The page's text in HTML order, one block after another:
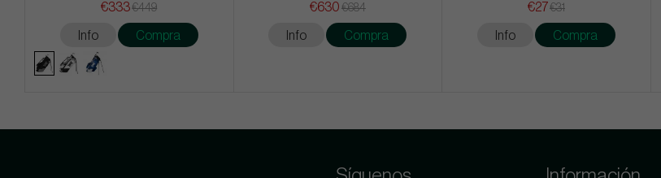
€333€449
Info Compra
€630 €684
Info Compra
€27€31
Info Compra